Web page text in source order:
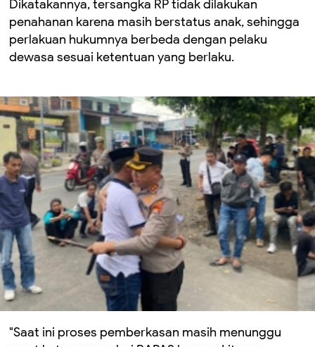
Dikatakannya, tersangka RP tidak dilakukan
penahanan karena masih berstatus anak, sehingga
perlakuan hukumnya berbeda dengan pelaku
dewasa sesuai ketentuan yang berlaku.
"Saat ini proses pemberkasan masih menunggu